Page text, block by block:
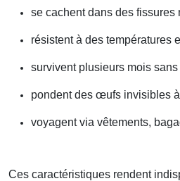
se cachent dans des fissures
résistent à des températures
survivent plusieurs mois sans
pondent des œufs invisibles
voyagent via vêtements,
Ces caractéristiques rendent